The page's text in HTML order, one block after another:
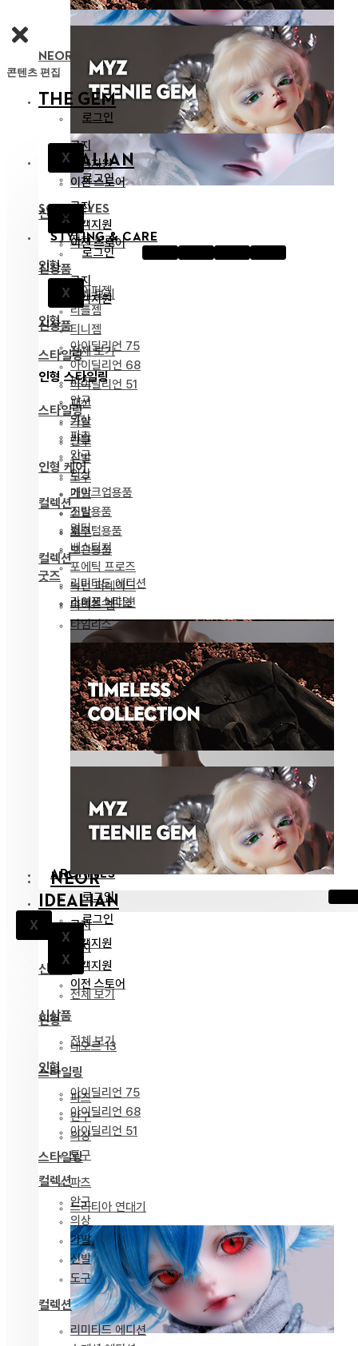
NEOR 13 BODY
SOOM EYES
STYLING & CARE
로그인
X
공지
고객지원
신상품
전체 보기
인형 스타일링
패션
가발
안구
인형 케어
메이크업용품
조립용품
커스텀용품
보관용품
굿즈
라이프스타일
ARCHIVES
X
IDEALIAN
로그인
X
공지
고객지원
이전 스토어
신상품
전체 보기
인형
아이딜리언 75
아이딜리언 68
아이딜리언 51
스타일링
파츠
안구
의상
가발
신발
도구
컬렉션
리미티드 에디션
스페셜 에디션
NEOR
로그인
X
공지
고객지원
신상품
전체 보기
인형
네오르 13
스타일링
파츠
안구
의상
도구
컬렉션
드리티아 연대기
콘텐츠 편집
THE GEM
로그인
X
공지
고객지원
이전 스토어
신상품
전체 보기
인형
하이퍼젬
리틀젬
티니젬
스타일링
파츠
안구
의상
가발
신발
도구
컬렉션
얼터
베스티지
포에틱 프로즈
녹턴 퍼레이드
마이즈 젬
타임리스
IDEALIAN
로그인
X
공지
고객지원
이전 스토어
신상품
전체 보기
인형
아이딜리언 75
아이딜리언 68
아이딜리언 51
스타일링
파츠
안구
의상
가발
신발
도구
컬렉션
리미티드 에디션